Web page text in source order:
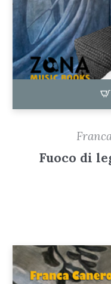
Fuoco di